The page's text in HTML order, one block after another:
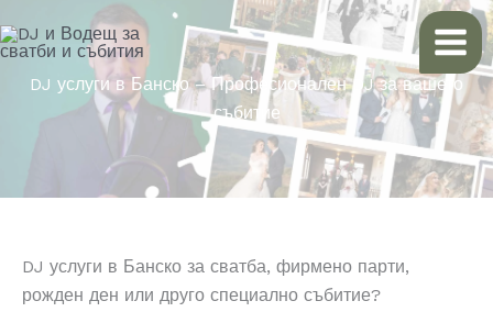
to
DJ услуги в Банско – Професионален DJ за вашето
събитие
DJ услуги в Банско за сватба, фирмено парти,
рожден ден или друго специално събитие?